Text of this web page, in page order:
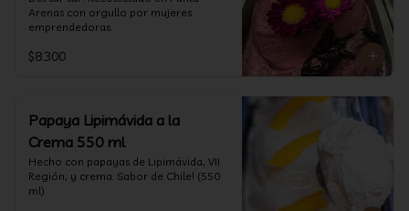
Arenas con orgullo por mujeres
emprendedoras.
$8.300
Papaya Lipimávida a la
Crema 550 ml
Hecho con papayas de Lipimávida, VII
Región, y crema. Sabor de Chile! (550
ml)